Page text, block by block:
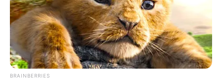
BRAINBERRIES